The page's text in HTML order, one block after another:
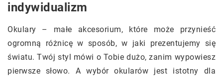
indywidualizm
Okulary – małe akcesorium, które może przynieść
ogromną różnicę w sposób, w jaki prezentujemy się
światu. Twój styl mówi o Tobie dużo, zanim wypowiesz
pierwsze słowo. A wybór okularów jest istotny dla